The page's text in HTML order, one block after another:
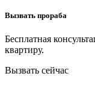
Вызвать прораба
Бесплатная
квартиру.
Вызвать сейчас